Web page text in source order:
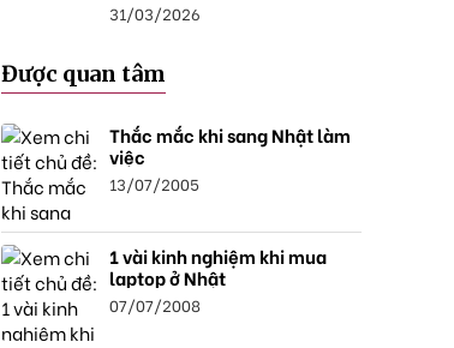
31/03/2026
Được quan tâm
Thắc mắc khi sang Nhật làm
việc
13/07/2005
1 vài kinh nghiệm khi mua
laptop ở Nhật
07/07/2008